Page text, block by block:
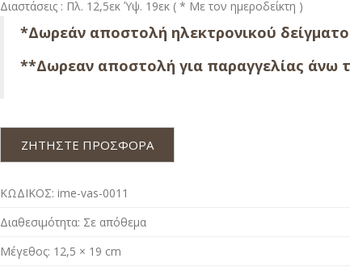
Διαστάσεις : Πλ. 12,5εκ Ύψ. 19εκ ( * Με τον ημεροδείκτη )
*Δωρεάν αποστολή ηλεκτρονικού
**Δωρεαν αποστολή για παραγγελίας άνω
ΖΗΤΗΣΤΕ ΠΡΟΣΦΟΡΑ
ΚΩΔΙΚΟΣ: ime-vas-0011
Διαθεσιμότητα: Σε απόθεμα
Μέγεθος: 12,5 × 19 cm